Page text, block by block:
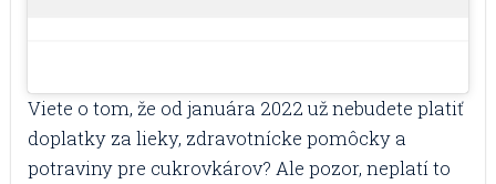
Viete o tom, že od januára 2022 už nebudete platiť
doplatky za lieky, zdravotnícke pomôcky a
potraviny pre cukrovkárov? Ale pozor, neplatí to